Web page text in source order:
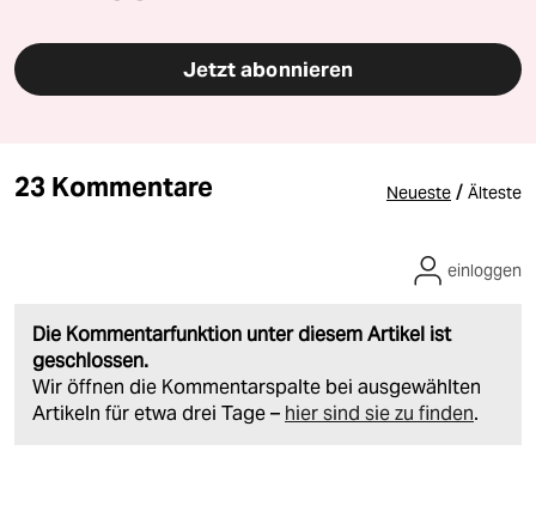
Jetzt abonnieren
23 Kommentare Neueste / Älteste
Die Kommentarfunktion unter diesem Artikel ist
geschlossen.
Wir öffnen die Kommentarspalte bei ausgewählten
Artikeln für etwa drei Tage – hier sind sie zu finden.
einloggen